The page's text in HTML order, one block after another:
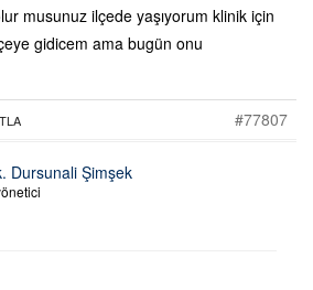
musunuz ilçede yaşıyorum klinik için
gidicem ama bugün onu
#77807
Dursunali Şimşek